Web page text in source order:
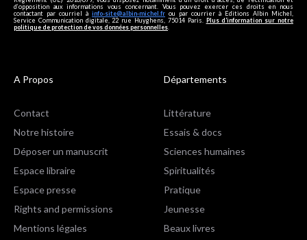
d’opposition aux informations vous concernant. Vous pouvez exercer ces droits en nous
contactant par courriel à info-site@albin-michel.fr ou par courrier à Editions Albin Michel,
Service Communication digitale, 22 rue Huyghens, 75014 Paris. Plus d’information sur notre
politique de protection de vos données personnelles
A Propos
Contact
Notre histoire
Déposer un manuscrit
Espace libraire
Espace presse
Rights and permissions
Mentions légales
Départements
Littérature
Essais & docs
Sciences humaines
Spiritualités
Pratique
Jeunesse
Beaux livres